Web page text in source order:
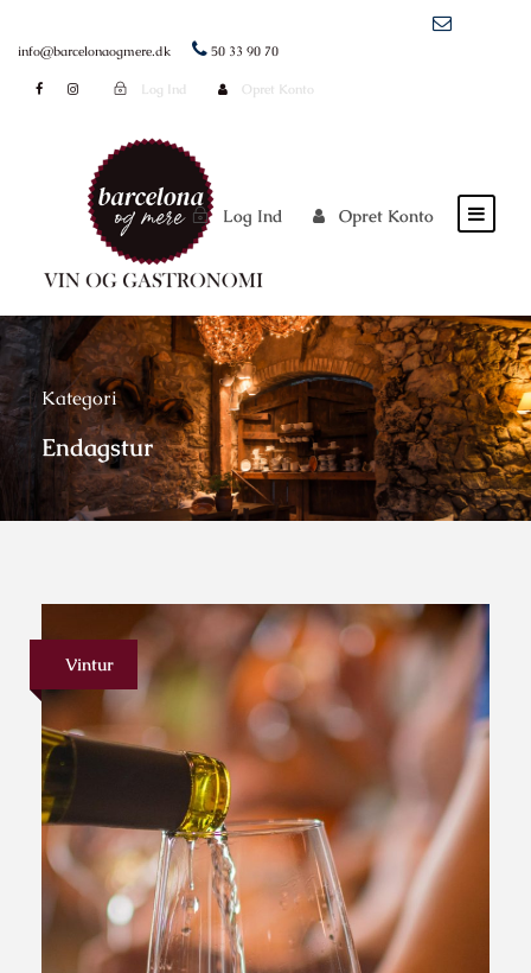
info@barcelonaogmere.dk 50 33 90 70
Log Ind Opret Konto
Log Ind Opret Konto
Kategori
Endagstur
Vintur